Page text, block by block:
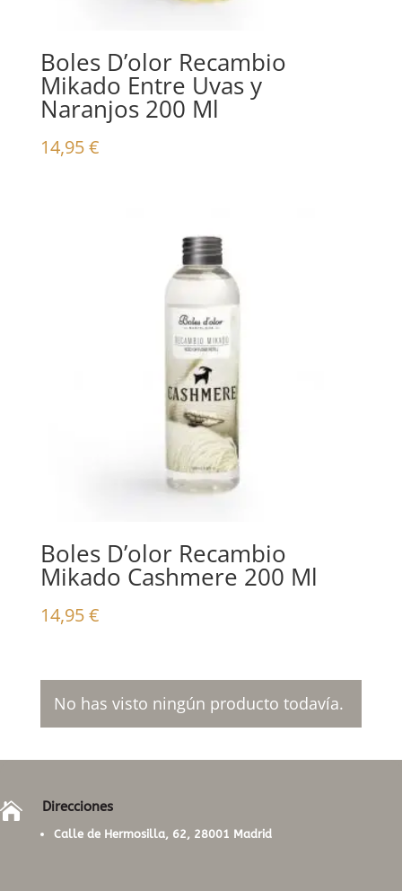
Boles D’olor Recambio
Mikado Entre Uvas y
Naranjos 200 Ml
14,95€
Boles D’olor Recambio
Mikado Cashmere 200 Ml
14,95€
No has visto ningún producto todavía.
 Direcciones
Calle de Hermosilla, 62, 28001 Madrid